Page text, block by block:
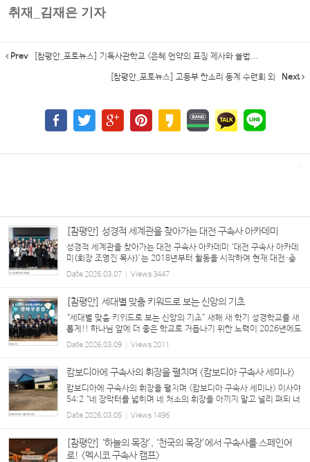
취재_김재은 기자
Prev [참평안_포토뉴스] 기독사관학교 <은혜 언약의 표징 제사와 율법...
[참평안_포토뉴스] 고등부 한소리 동계 수련회 외 Next
[참평안] 성경적 세계관을 찾아가는 대전 구속사 아카데미
성경적 세계관을 찾아가는 대전 구속사 아카데미 ‘대전 구속사 아카데
미(회장 조영진 목사)’는 2018년부터 활동을 시작하여 현재 대전·충
청권을 중심으로 다양한 교단과 교회 배경을 가진 80여 명의 목회자,
신학생, 평신도 리더, 성도들이 참여하...
Date2026.03.07 Views3447
[참평안] 세대별 맞춤 키워드로 보는 신앙의 기초
“세대별 맞춤 키워드로 보는 신앙의 기초” 새해 새 학기 성경학교를 새
롭게!! 하나님 앞에 더 좋은 학교로 거듭나기 위한 노력이 2026년에도
각급 성경학교별로 진행되고 있는 가운데, 이번 호는 영아부, 유치부,
유년부의 운영 방향과 비전을 소개한다. ...
Date2026.03.09 Views2011
캄보디아에 구속사의 휘장을 펼치며 <캄보디아 구속사 세미나>
캄보디아에 구속사의 휘장을 펼치며 <캄보디아 구속사 세미나> 이사야
54:2 “네 장막터를 넓히며 네 처소의 휘장을 아끼지 말고 널리 펴되 너
의 줄을 길게 하며 너의 말뚝을 견고히 할지어다” “거기 가도 괜찮아
요?” “너무 위험한 거 아니에요?” “무사...
Date2026.03.05 Views 1496
[참평안] ‘하늘의 목장’, ‘천국의 목장’에서 구속사를 스페인어
로! <멕시코 구속사 캠프>